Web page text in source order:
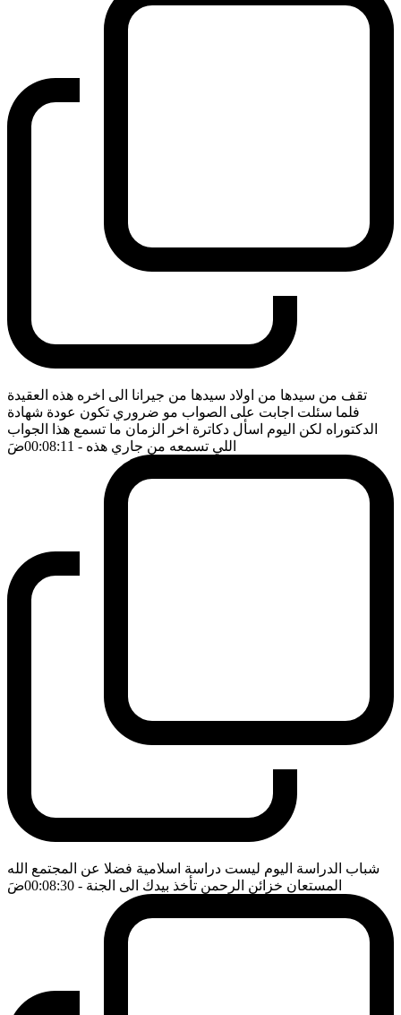
تقف من سيدها من اولاد سيدها من جيرانا الى اخره هذه العقيدة
فلما سئلت اجابت على الصواب مو ضروري تكون عودة شهادة
الدكتوراه لكن اليوم اسأل دكاترة اخر الزمان ما تسمع هذا الجواب
اللي تسمعه من جاري هذه - 00:08:11 ضَ
شباب الدراسة اليوم ليست دراسة اسلامية فضلا عن المجتمع الله
المستعان خزائن الرحمن تأخذ بيدك الى الجنة - 00:08:30 ضَ